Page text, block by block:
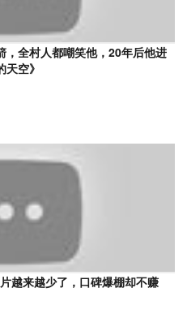
，全村人都嘲笑他，20年后他进
空》
越来越少了，口碑爆棚却不赚